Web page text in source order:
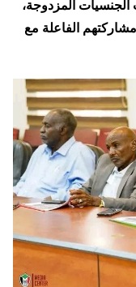
المزدوجة،
الفاعلة مع